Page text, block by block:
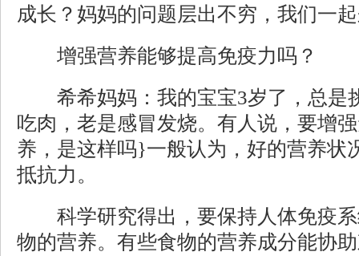
成长？妈妈的问题层出不穷，我们一
增强营养能够提高免疫力吗？
希希妈妈：我的宝宝3岁了，总是
吃肉，老是感冒发烧。有人说，要增
养，是这样吗}一般认为，好的营养状
抵抗力。
科学研究得出，要保持人体免疫系
物的营养。有些食物的营养成分能协